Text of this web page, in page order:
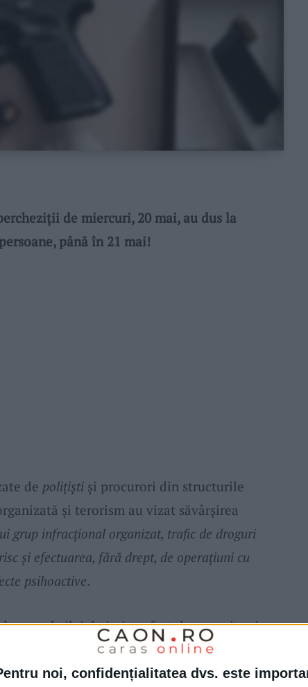
noi, confidențialitatea dvs. este
de miercuri, 20 mai, au dus la
până în 21 mai!
de polițiștiși procurori din structurile
și terorism au vizat săvârșirea
grup infracțional organizat, trafic de droguri
și efectuarea, fără drept, de operațiuni cu
psihoactive.
cursul zilei de ieri, au fost descoperite și
113 folii din aluminiu conținând muguri
substanțe susceptibile a fidrog de mare